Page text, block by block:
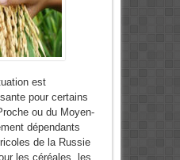
est
pour certains
ou du Moyen-
dépendants
de la Russie
les céréales, les